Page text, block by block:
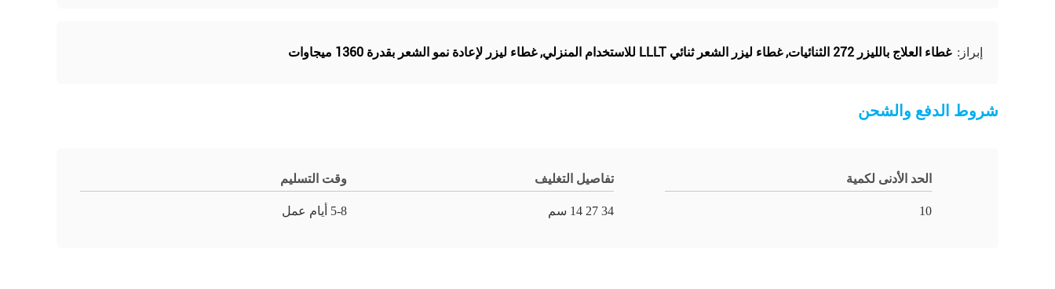
إبراز: غطاء العلاج بالليزر 272 الثنائيات ,غطاء ليزر الشعر ثنائي LLLT للاستخدام المنزلي ,غطاء ليزر لإعادة نمو الشعر بقدرة 1360 ميجاوات
شروط الدفع والشحن
الحد الأدنى لكمية
10
تفاصيل التغليف
34 27 14 سم
وقت التسليم
5-8 أيام عمل